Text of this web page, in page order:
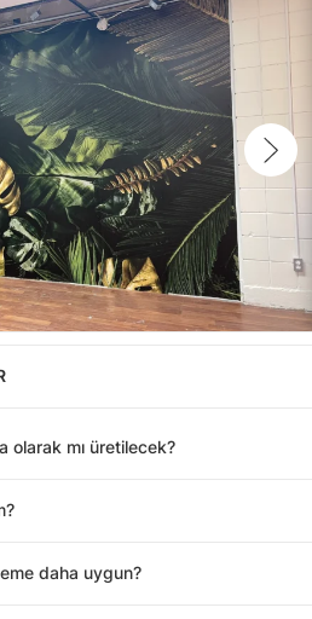
olarak mı üretilecek?
daha uygun?